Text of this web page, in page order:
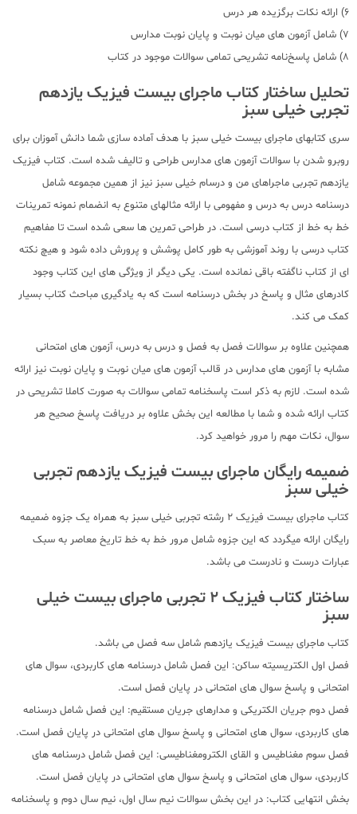
6) ارائه نکات برگزیده هر درس
7) شامل آزمون های میان نوبت و پایان نوبت مدارس
8) شامل پاسخ‌نامه تشریحی تمامی سوالات موجود در کتاب
تحلیل ساختار کتاب ماجرای بیست فیزیک یازدهم
تجربی خیلی سبز
سری کتابهای ماجرای بیست خیلی سبز با هدف آماده سازی شما دانش آموزان برای
روبرو شدن با سوالات آزمون های مدارس طراحی و تالیف شده است. کتاب فیزیک
یازدهم تجربی ماجراهای من و درسام خیلی سبز نیز از همین مجموعه شامل
درسنامه درس به درس و مفهومی با ارائه مثالهای متنوع به انضمام نمونه تمرینات
خط به خط از کتاب درسی است. در طراحی تمرین ها سعی شده است تا مفاهیم
کتاب درسی با روند آموزشی به طور کامل پوشش و پرورش داده شود و هیچ نکته
ای از کتاب ناگفته باقی نمانده است. یکی دیگر از ویژگی های این کتاب وجود
کادرهای مثال و پاسخ در بخش درسنامه است که به یادگیری مباحث کتاب بسیار
کمک می کند.
همچنین علاوه بر سوالات فصل به فصل و درس به درس، آزمون های امتحانی
مشابه با آزمون های مدارس در قالب آزمون های میان نوبت و پایان نوبت نیز ارائه
شده است. لازم به ذکر است پاسخنامه تمامی سوالات به صورت کاملا تشریحی در
کتاب ارائه شده و شما با مطالعه این بخش علاوه بر دریافت پاسخ صحیح هر
سوال، نکات مهم را مرور خواهید کرد.
ضمیمه رایگان ماجرای بیست فیزیک یازدهم تجربی
خیلی سبز
کتاب ماجرای بیست فیزیک 2 رشته تجربی خیلی سبز به همراه یک جزوه ضمیمه
رایگان ارائه میگردد که این جزوه شامل مرور خط به خط تاریخ معاصر به سبک
عبارات درست و نادرست می باشد.
ساختار کتاب فیزیک 2 تجربی ماجرای بیست خیلی
سبز
کتاب ماجرای بیست فیزیک یازدهم شامل سه فصل می باشد.
فصل اول الکتریسیته ساکن: این فصل شامل درسنامه های کاربردی، سوال های
امتحانی و پاسخ سوال های امتحانی در پایان فصل است.
فصل دوم جریان الکتریکی و مدارهای جریان مستقیم: این فصل شامل درسنامه
های کاربردی، سوال های امتحانی و پاسخ سوال های امتحانی در پایان فصل است.
فصل سوم مغناطیس و القای الکترومغناطیسی: این فصل شامل درسنامه های
کاربردی، سوال های امتحانی و پاسخ سوال های امتحانی در پایان فصل است.
بخش انتهایی کتاب: در این بخش سوالات نیم سال اول، نیم سال دوم و پاسخنامه